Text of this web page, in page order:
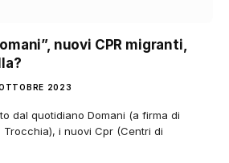
nuovi CPR migranti,
2023
dal quotidiano Domani (a firma di
Trocchia), i nuovi Cpr (Centri di